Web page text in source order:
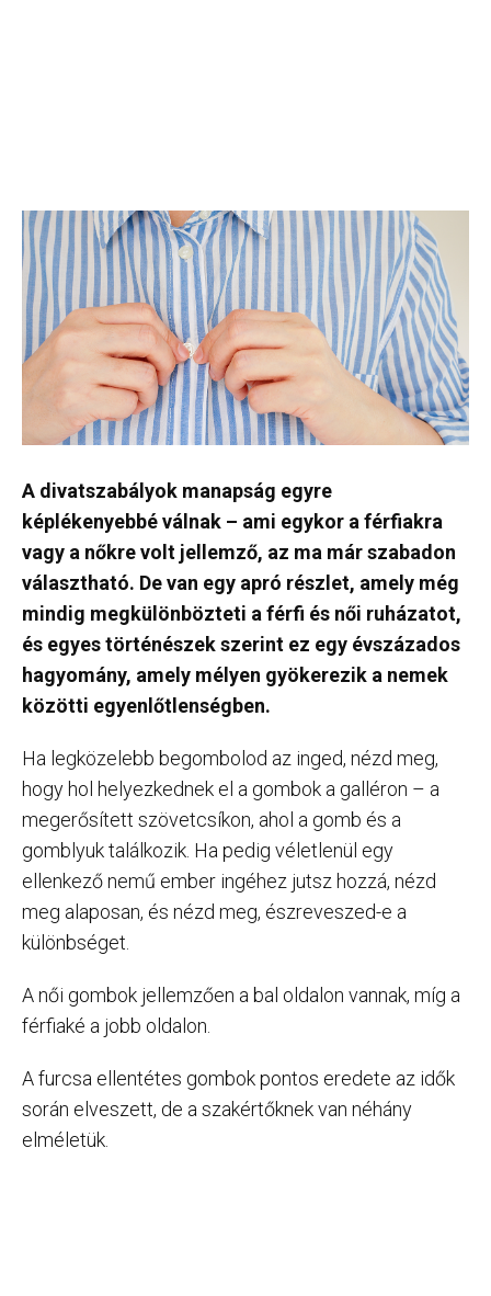
A divatszabályok manapság egyre
képlékenyebbé válnak – ami egykor a férfiakra
vagy a nőkre volt jellemző, az ma már szabadon
választható. De van egy apró részlet, amely még
mindig megkülönbözteti a férfi és női ruházatot,
és egyes történészek szerint ez egy évszázados
hagyomány, amely mélyen gyökerezik a nemek
közötti egyenlőtlenségben.
Ha legközelebb begombolod az inged, nézd meg,
hogy hol helyezkednek el a gombok a galléron – a
megerősített szövetcsíkon, ahol a gomb és a
gomblyuk találkozik. Ha pedig véletlenül egy
ellenkező nemű ember ingéhez jutsz hozzá, nézd
meg alaposan, és nézd meg, észreveszed-e a
különbséget.
A női gombok jellemzően a bal oldalon vannak, míg a
férfiaké a jobb oldalon.
A furcsa ellentétes gombok pontos eredete az idők
során elveszett, de a szakértőknek van néhány
elméletük.